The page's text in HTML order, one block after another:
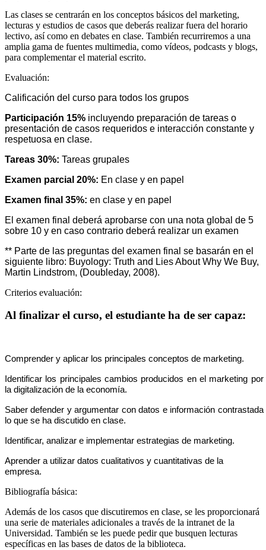
Las clases se centrarán en los conceptos básicos del marketing,
lecturas y estudios de casos que deberás realizar fuera del horario
lectivo, así como en debates en clase. También recurriremos a una
amplia gama de fuentes multimedia, como vídeos, podcasts y blogs,
para complementar el material escrito.
Evaluación:
Calificación del curso para todos los grupos
Participación 15% incluyendo preparación de tareas o
presentación de casos requeridos e interacción constante y
respetuosa en clase.
Tareas 30%: Tareas grupales
Examen parcial 20%: En clase y en papel
Examen final 35%: en clase y en papel
El examen final deberá aprobarse con una nota global de 5
sobre 10 y en caso contrario deberá realizar un examen
** Parte de las preguntas del examen final se basarán en el
siguiente libro: Buyology: Truth and Lies About Why We Buy,
Martin Lindstrom, (Doubleday, 2008).
Criterios evaluación:
Al finalizar el curso, el estudiante ha de ser capaz:
Comprender y aplicar los principales conceptos de marketing.
Identificar los principales cambios producidos en el marketing por
la digitalización de la economía.
Saber defender y argumentar con datos e información contrastada
lo que se ha discutido en clase.
Identificar, analizar e implementar estrategias de marketing.
Aprender a utilizar datos cualitativos y cuantitativas de la
empresa.
Bibliografía básica:
Además de los casos que discutiremos en clase, se les proporcionará
una serie de materiales adicionales a través de la intranet de la
Universidad. También se les puede pedir que busquen lecturas
específicas en las bases de datos de la biblioteca.